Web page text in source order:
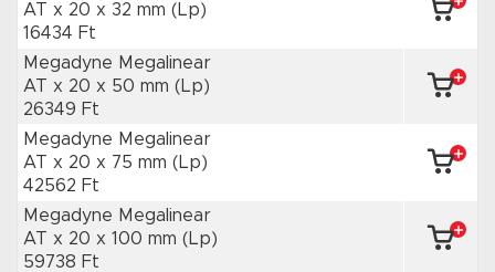
AT x 20 x 32 mm (Lp)
16434 Ft
Megadyne Megalinear
AT x 20 x 50 mm (Lp)
26349 Ft
Megadyne Megalinear
AT x 20 x 75 mm (Lp)
42562 Ft
Megadyne Megalinear
AT x 20 x 100 mm (Lp)
59738 Ft